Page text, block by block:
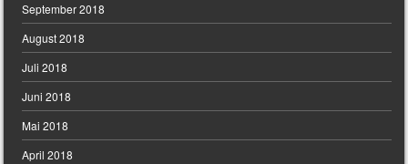
September 2018
August 2018
Juli 2018
Juni 2018
Mai 2018
April 2018